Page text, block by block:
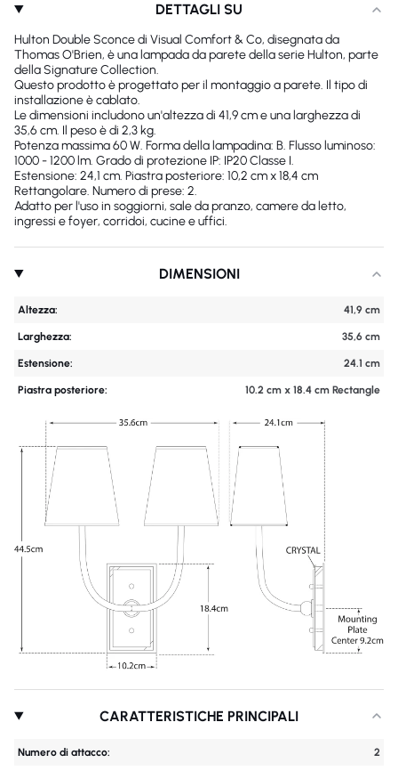
DETTAGLI SU
Hulton Double Sconce di Visual Comfort & Co, disegnata da
Thomas O'Brien, è una lampada da parete della serie Hulton, parte
della Signature Collection.
Questo prodotto è progettato per il montaggio a parete. Il tipo di
installazione è cablato.
Le dimensioni includono un'altezza di 41,9 cm e una larghezza di
35,6 cm. Il peso è di 2,3 kg.
Potenza massima 60 W. Forma della lampadina: B. Flusso luminoso:
1000 - 1200 lm. Grado di protezione IP: IP20 Classe I.
Estensione: 24,1 cm. Piastra posteriore: 10,2 cm x 18,4 cm
Rettangolare. Numero di prese: 2.
Adatto per l'uso in soggiorni, sale da pranzo, camere da letto,
ingressi e foyer, corridoi, cucine e uffici.
DIMENSIONI
Altezza: 41,9 cm
Larghezza: 35,6 cm
Estensione: 24.1 cm
Piastra posteriore: 10.2 cm x 18.4 cm Rectangle
CARATTERISTICHE PRINCIPALI
Numero di attacco: 2